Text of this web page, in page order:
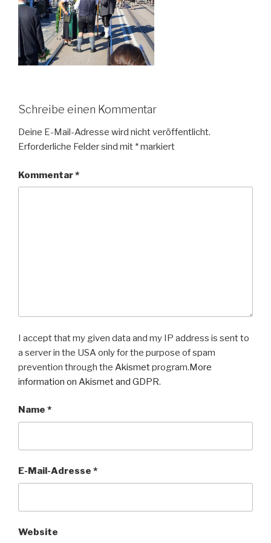
Schreibe einen Kommentar
Deine E-Mail-Adresse wird nicht veröffentlicht.
Erforderliche Felder sind mit *markiert
Kommentar*
I accept that my given data and my IP address is sent to
a server in the USA only for the purpose of spam
prevention through the Akismetprogram.More
information on Akismet and GDPR.
Name *
E-Mail-Adresse *
Website